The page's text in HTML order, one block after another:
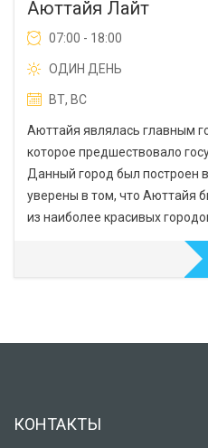
Аюттайя Лайт
07:00 - 18:00
ОДИН ДЕНЬ
ВТ, ВС
Аюттайя являлась главным
которое предшествовало
Данный город был построен
уверены в том, что Аюттайя
из наиболее красивых
КОНТАКТЫ